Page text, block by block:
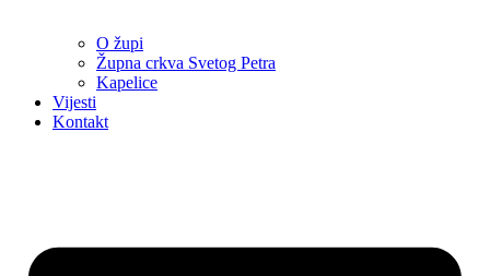
O župi
Župna crkva Svetog Petra
Kapelice
Vijesti
Kontakt